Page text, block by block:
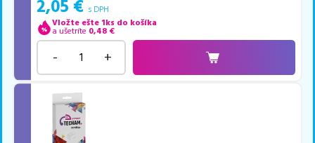
2,05 € s DPH
Vložte ešte 1ks do košíka
a ušetríte 0,48 €
- +